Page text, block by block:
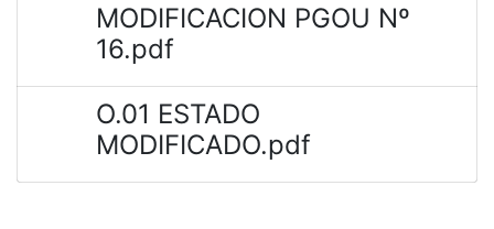
MODIFICACION PGOU Nº
16.pdf
O.01 ESTADO
MODIFICADO.pdf